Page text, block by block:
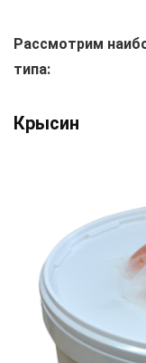
Рассмотрим
типа:
Крысин